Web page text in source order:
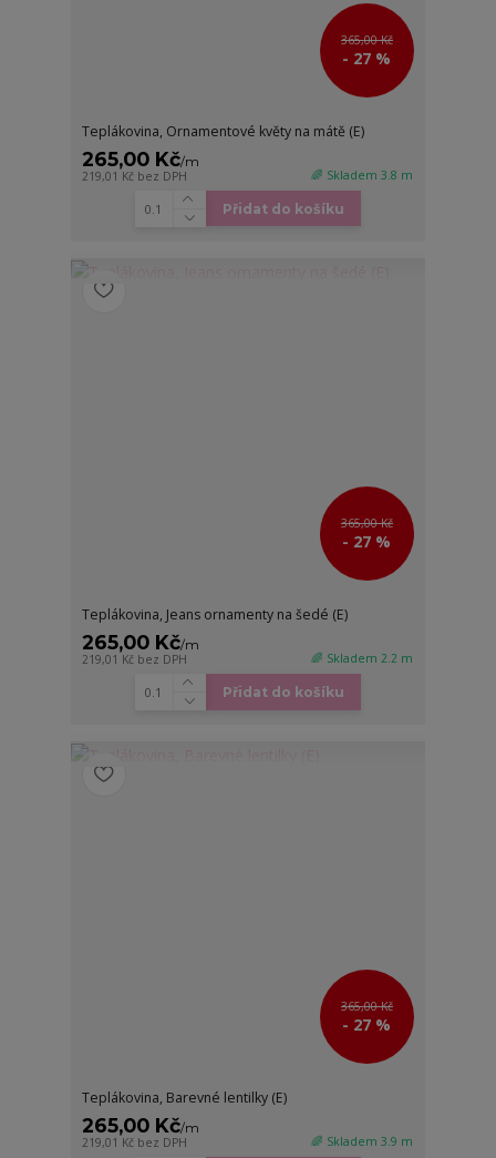
365,00 Kč
- 27 %
Teplákovina, Ornamentové květy na mátě (E)
265,00 Kč/m
219,01 Kč bez DPH 🌈 Skladem 3.8 m
Přidat do košíku
365,00 Kč
- 27 %
Teplákovina, Jeans ornamenty na šedé (E)
265,00 Kč/m
219,01 Kč bez DPH 🌈 Skladem 2.2 m
Přidat do košíku
365,00 Kč
- 27 %
Teplákovina, Barevné lentilky (E)
265,00 Kč/m
219,01 Kč bez DPH 🌈 Skladem 3.9 m